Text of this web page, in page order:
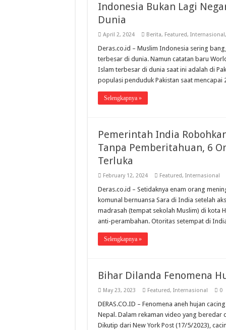
Indonesia Bukan Lagi
Dunia
April 2, 2024 Berita, Featured, Internasional
Deras.co.id – Muslim Indonesia sering
terbesar di dunia. Namun catatan baru
Islam terbesar di dunia saat ini adalah di
populasi penduduk Pakistan saat mencapai
Selengkapnya »
Pemerintah India
Tanpa Pemberitahuan, 6
Terluka
February 12, 2024 Featured, Internasional
Deras.co.id – Setidaknya enam orang
komunal bernuansa Sara di India setelah
madrasah (tempat sekolah Muslim) di kota
anti-perambahan. Otoritas setempat di
Selengkapnya »
Bihar Dilanda Fenomena
May 23, 2023 Featured, Internasional 0
DERAS.CO.ID – Fenomena aneh hujan
Nepal. Dalam rekaman video yang beredar
Dikutip dari New York Post (17/5/2023),